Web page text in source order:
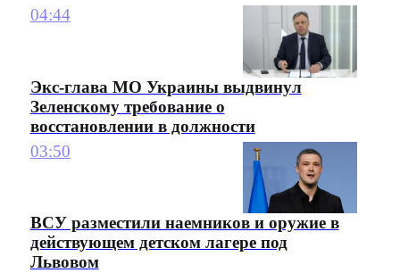
04:44
Экс-глава МО Украины выдвинул
Зеленскому требование о
восстановлении в должности
03:50
ВСУ разместили наемников и оружие в
действующем детском лагере под
Львовом